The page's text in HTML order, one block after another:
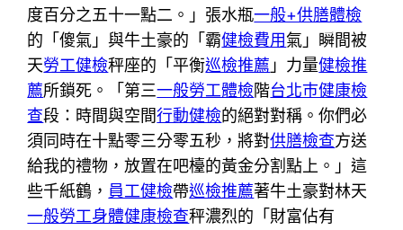
度百分之五十一點二。」張水瓶一般+供膳體檢
的「傻氣」與牛土豪的「霸健檢費用氣」瞬間被
天勞工健檢秤座的「平衡巡檢推薦 」力量健檢推
薦所鎖死。「第三一般勞工體檢階台北巿健康檢
查段：時間與空間行動健檢的絕對對稱。你們必
須同時在十點零三分零五秒，將對供膳檢查方送
給我的禮物，放置在吧檯的黃金分割點上。」這
些千紙鶴， 員工健檢帶巡檢推薦著牛土豪對林天
一般勞工身體健康檢查秤濃烈的「財富佔有